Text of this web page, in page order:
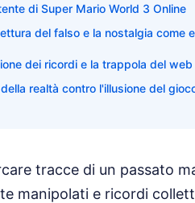
di Super Mario World 3 Online
del falso e la nostalgia come
dei ricordi e la trappola del web
realtà contro l'illusione del
tracce di un passato
manipolati e ricordi